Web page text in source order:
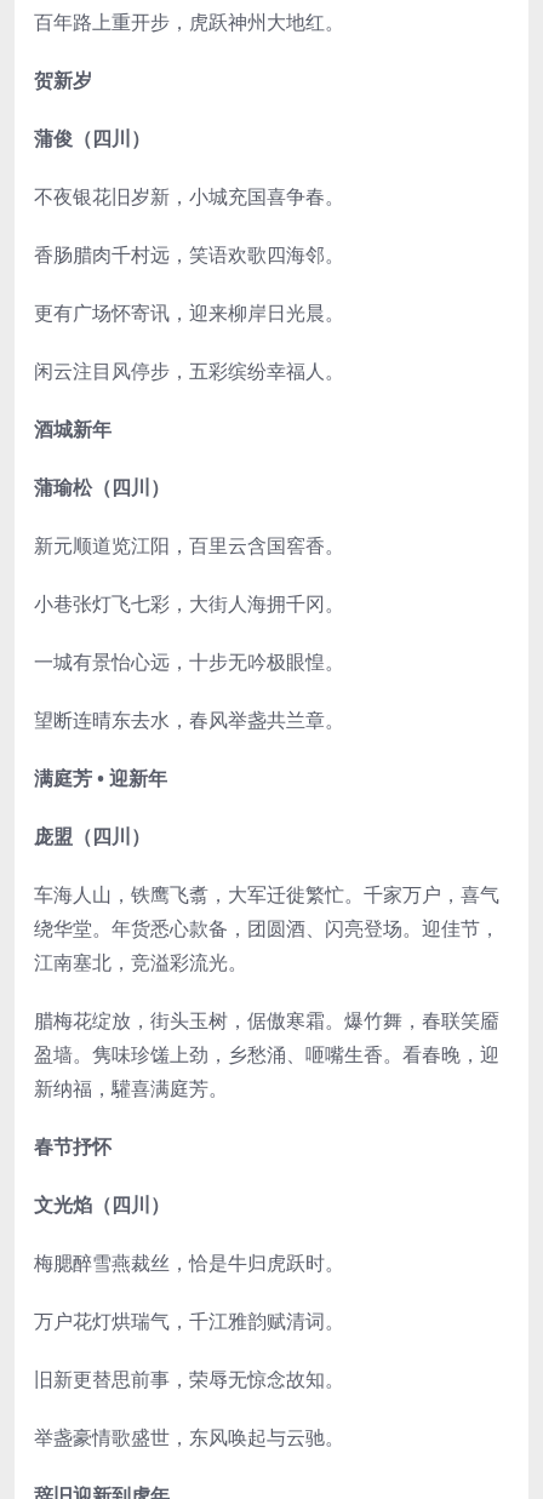
百年路上重开步，虎跃神州大地红。
贺新岁
蒲俊（四川）
不夜银花旧岁新，小城充国喜争春。
香肠腊肉千村远，笑语欢歌四海邻。
更有广场怀寄讯，迎来柳岸日光晨。
闲云注目风停步，五彩缤纷幸福人。
酒城新年
蒲瑜松（四川）
新元顺道览江阳，百里云含国窖香。
小巷张灯飞七彩，大街人海拥千冈。
一城有景怡心远，十步无吟极眼惶。
望断连晴东去水，春风举盏共兰章。
满庭芳 • 迎新年
庞盟（四川）
车海人山，铁鹰飞翥，大军迁徙繁忙。千家万户，喜气
绕华堂。年货悉心款备，团圆酒、闪亮登场。迎佳节，
江南塞北，竞溢彩流光。
腊梅花绽放，街头玉树，倨傲寒霜。爆竹舞，春联笑靥
盈墙。隽味珍馐上劲，乡愁涌、咂嘴生香。看春晚，迎
新纳福，驩喜满庭芳。
春节抒怀
文光焰（四川）
梅腮醉雪燕裁丝，恰是牛归虎跃时。
万户花灯烘瑞气，千江雅韵赋清词。
旧新更替思前事，荣辱无惊念故知。
举盏豪情歌盛世，东风唤起与云驰。